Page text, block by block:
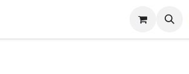
Contactez-nous